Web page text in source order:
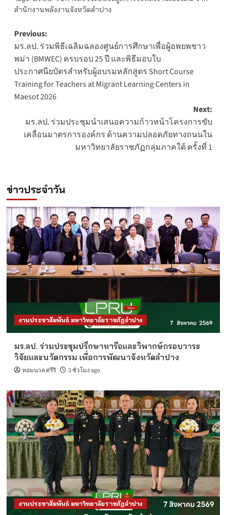
สำนักงานพลังงานจังหวัดลำปาง
Post
navigation
Previous:
มร.ลป. ร่วมพิธีเฉลิมฉลองศูนย์การศึกษาเพื่อผู้อพยพชาว
พม่า (BMWEC) ครบรอบ 25 ปี และพิธีมอบใบ
ประกาศนียบัตรสำหรับผู้อบรมหลักสูตร Short Course
Training for Teachers at Migrant Learning Centers in
Maesot 2026
Next:
มร.ลป. ร่วมประชุมนำเสนอความก้าวหน้าโครงการขับ
เคลื่อนมาตรการองค์กร ด้านความปลอดภัยทางถนนใน
มหาวิทยาลัยราชภัฏกลุ่มภาคใต้ ครั้งที่ 1
ข่าวประจำวัน
งานประชาสัมพันธ์ มหาวิทยาลัยราชภัฏลำปาง
มร.ลป. ร่วมประชุมปรึกษาหารือและวิพากษ์กรอบวาระ
วิจัยและนวัตกรรม เพื่อการพัฒนาจังหวัดลำปาง
หอมนวล ศรีริ 3 ชั่วโมง ago
งานประชาสัมพันธ์ มหาวิทยาลัยราชภัฏลำปาง